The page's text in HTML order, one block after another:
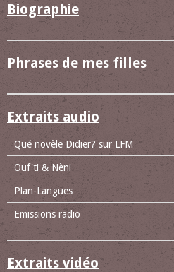
Biographie
Phrases de mes filles
Extraits audio
Qué novèle Didier? sur LFM
Ouf'ti & Nèni
Plan-Langues
Emissions radio
Extraits vidéo